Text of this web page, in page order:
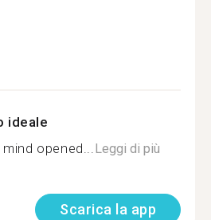
ideale
opened...Leggi di più
Scarica la app